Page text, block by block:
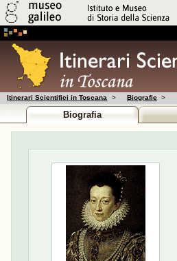
Itinerari Scientifici in Toscana > Biografie >
Biografia